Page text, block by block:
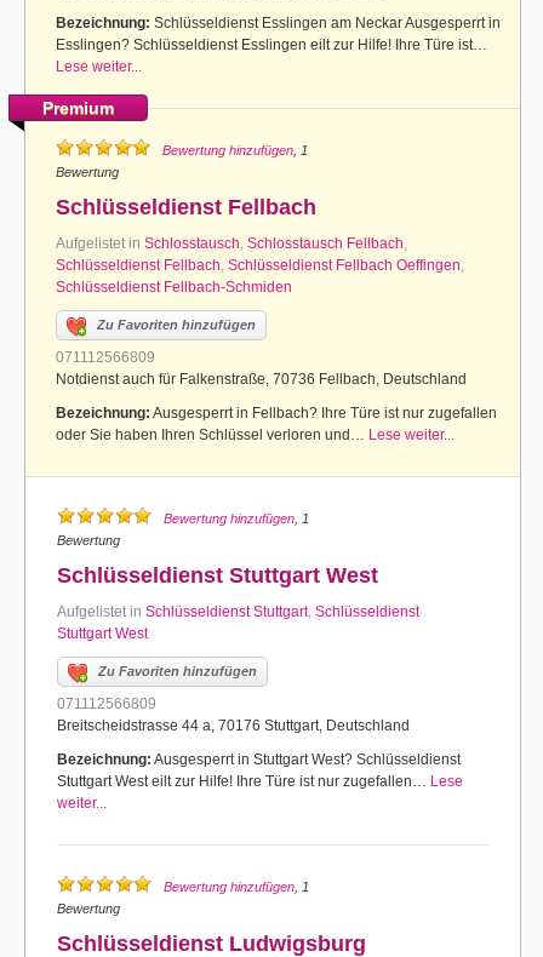
Bezeichnung: Schlüsseldienst Esslingen am Neckar Ausgesperrt in
Esslingen? Schlüsseldienst Esslingen eilt zur Hilfe! Ihre Türe ist…
Lese weiter...
Premium
Bewertung hinzufügen , 1
Bewertung
Schlüsseldienst Fellbach
Aufgelistet in Schlosstausch, Schlosstausch Fellbach,
Schlüsseldienst Fellbach, Schlüsseldienst Fellbach Oeffingen,
Schlüsseldienst Fellbach-Schmiden
Zu Favoriten hinzufügen
071112566809
Notdienst auch für Falkenstraße, 70736 Fellbach, Deutschland
Bezeichnung: Ausgesperrt in Fellbach? Ihre Türe ist nur zugefallen
oder Sie haben Ihren Schlüssel verloren und… Lese weiter...
Bewertung hinzufügen , 1
Bewertung
Schlüsseldienst Stuttgart West
Aufgelistet in Schlüsseldienst Stuttgart, Schlüsseldienst
Stuttgart West
Zu Favoriten hinzufügen
071112566809
Breitscheidstrasse 44 a, 70176 Stuttgart, Deutschland
Bezeichnung: Ausgesperrt in Stuttgart West? Schlüsseldienst
Stuttgart West eilt zur Hilfe! Ihre Türe ist nur zugefallen… Lese
weiter...
Bewertung hinzufügen , 1
Bewertung
Schlüsseldienst Ludwigsburg